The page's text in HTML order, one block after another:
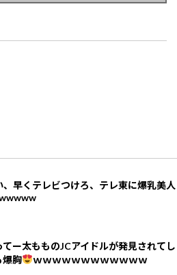
、早くテレビつけろ、テレ東に爆乳美人
てー太もものJCアイドルが発見されてし
爆胸
ｗｗｗｗｗｗｗｗｗｗｗｗ